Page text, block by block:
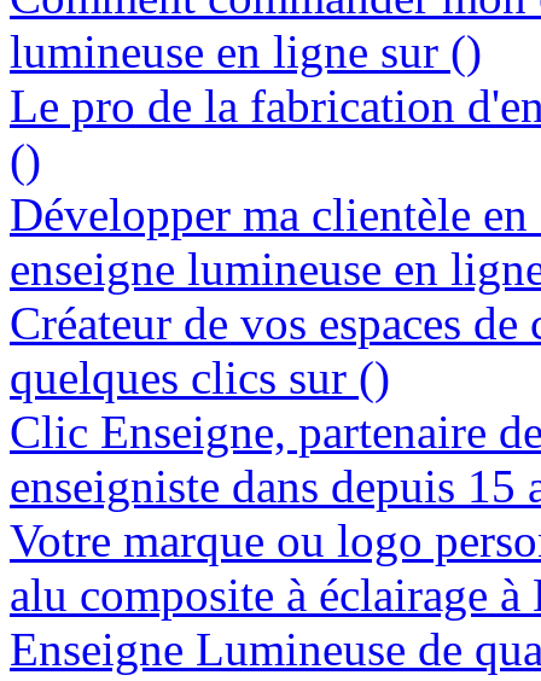
lumineuse en ligne sur ()
Le pro de la fabrication
()
Développer ma clientèle
enseigne lumineuse en
Créateur de vos espaces
quelques clics sur ()
Clic Enseigne, partenaire
enseigniste dans depuis 15
Votre marque ou logo
alu composite à éclairage
Enseigne Lumineuse de